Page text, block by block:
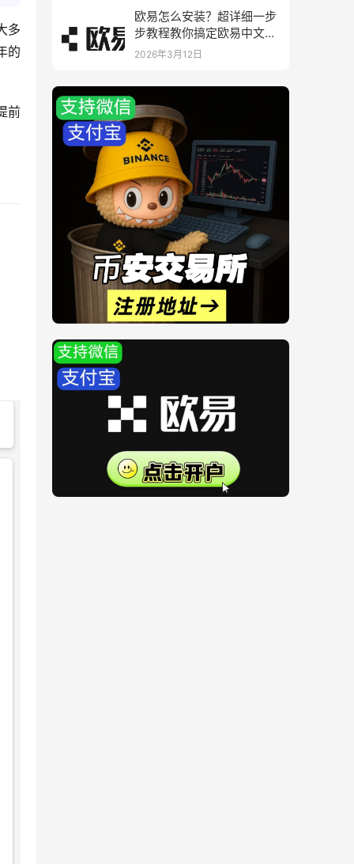
多
的
前
欧易怎么安装？超详细一步
步教程教你搞定欧易中文版
下载与安装
2026年3月12日